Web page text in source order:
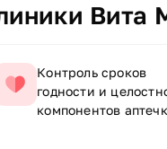
Вита
Контроль сроков
годности и
компонентов